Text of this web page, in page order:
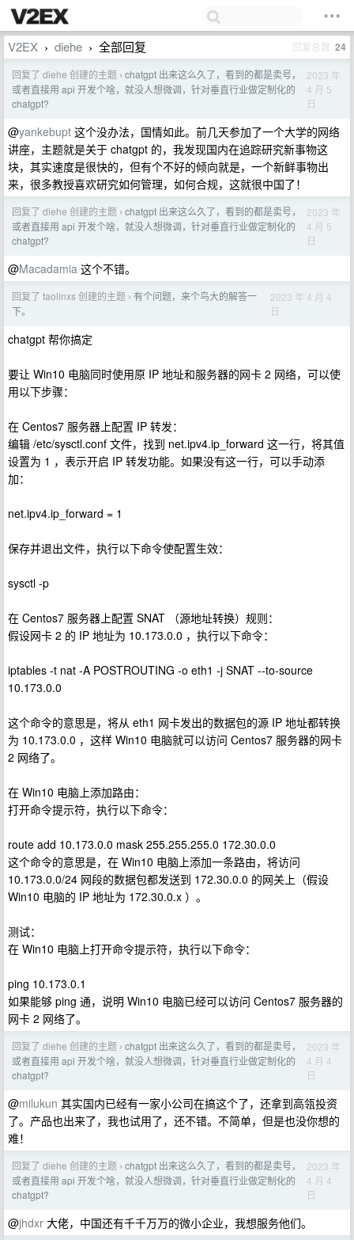
V2EX › diehe › 全部回复 回复总数 24
回复了 diehe 创建的主题 › chatgpt 出来这么久了，看到的都是卖号，
或者直接用 api 开发个啥，就没人想微调，针对垂直行业做定制化的
chatgpt?
2023 年
4 月 5
日
@yankebupt 这个没办法，国情如此。前几天参加了一个大学的网络
讲座，主题就是关于 chatgpt 的，我发现国内在追踪研究新事物这
块，其实速度是很快的，但有个不好的倾向就是，一个新鲜事物出
来，很多教授喜欢研究如何管理，如何合规，这就很中国了！
回复了 diehe 创建的主题 › chatgpt 出来这么久了，看到的都是卖号，
或者直接用 api 开发个啥，就没人想微调，针对垂直行业做定制化的
chatgpt?
2023 年
4 月 5
日
@Macadamia 这个不错。
回复了 taolinxs 创建的主题 › 有个问题，来个鸟大的解答一
下。
2023 年 4 月 4
日
chatgpt 帮你搞定
要让 Win10 电脑同时使用原 IP 地址和服务器的网卡 2 网络，可以使
用以下步骤：
在 Centos7 服务器上配置 IP 转发：
编辑 /etc/sysctl.conf 文件，找到 net.ipv4.ip_forward 这一行，将其值
设置为 1 ，表示开启 IP 转发功能。如果没有这一行，可以手动添
加：
net.ipv4.ip_forward = 1
保存并退出文件，执行以下命令使配置生效：
sysctl -p
在 Centos7 服务器上配置 SNAT （源地址转换）规则：
假设网卡 2 的 IP 地址为 10.173.0.0 ，执行以下命令：
iptables -t nat -A POSTROUTING -o eth1 -j SNAT --to-source
10.173.0.0
这个命令的意思是，将从 eth1 网卡发出的数据包的源 IP 地址都转换
为 10.173.0.0 ，这样 Win10 电脑就可以访问 Centos7 服务器的网卡
2 网络了。
在 Win10 电脑上添加路由：
打开命令提示符，执行以下命令：
route add 10.173.0.0 mask 255.255.255.0 172.30.0.0
这个命令的意思是，在 Win10 电脑上添加一条路由，将访问
10.173.0.0/24 网段的数据包都发送到 172.30.0.0 的网关上（假设
Win10 电脑的 IP 地址为 172.30.0.x ）。
测试：
在 Win10 电脑上打开命令提示符，执行以下命令：
ping 10.173.0.1
如果能够 ping 通，说明 Win10 电脑已经可以访问 Centos7 服务器的
网卡 2 网络了。
回复了 diehe 创建的主题 › chatgpt 出来这么久了，看到的都是卖号，
或者直接用 api 开发个啥，就没人想微调，针对垂直行业做定制化的
chatgpt?
2023 年
4 月 4
日
@milukun 其实国内已经有一家小公司在搞这个了，还拿到高瓴投资
了。产品也出来了，我也试用了，还不错。不简单，但是也没你想的
难！
回复了 diehe 创建的主题 › chatgpt 出来这么久了，看到的都是卖号，
或者直接用 api 开发个啥，就没人想微调，针对垂直行业做定制化的
chatgpt?
2023 年
4 月 4
日
@jhdxr 大佬，中国还有千千万万的微小企业，我想服务他们。